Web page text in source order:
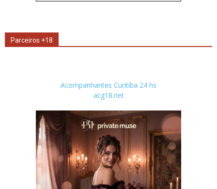
Parceiros +18
Acompanhantes Curitiba 24 hs
acg18.net